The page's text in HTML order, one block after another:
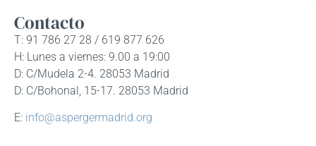
Contacto
T: 91 786 27 28 / 619 877 626
H: Lunes a viernes: 9.00 a 19:00
D: C/Mudela 2-4. 28053 Madrid
D: C/Bohonal, 15-17. 28053 Madrid
E: info@aspergermadrid.org